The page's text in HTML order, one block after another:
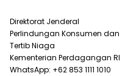
Direktorat Jenderal
Perlindungan Konsumen dan
Tertib Niaga
Kementerian Perdagangan RI
WhatsApp: +62 853 1111 1010